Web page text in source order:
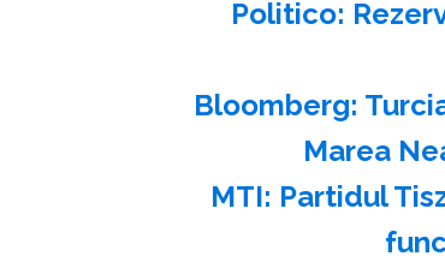
Politico:
Bloomberg:
Marea
MTI: Partidul